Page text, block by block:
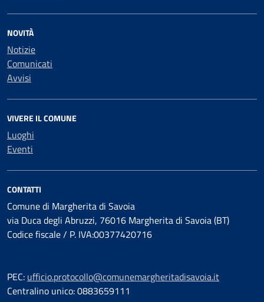
NOVITÀ
Notizie
Comunicati
Avvisi
VIVERE IL COMUNE
Luoghi
Eventi
CONTATTI
Comune di Margherita di Savoia
via Duca degli Abruzzi, 76016 Margherita di Savoia (BT)
Codice fiscale / P. IVA:00377420716
PEC: ufficio.protocollo@comunemargheritadisavoia.it
Centralino unico: 0883659111